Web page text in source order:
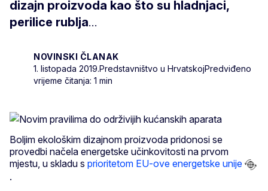
dizajn proizvoda kao što su hladnjaci,
perilice rublja...
NOVINSKI ČLANAK
1. listopada 2019.Predstavništvo u HrvatskojPredviđeno
vrijeme čitanja: 1 min
Boljim ekološkim dizajnom proizvoda pridonosi se
provedbi načela energetske učinkovitosti na prvom
mjestu, u skladu s prioritetom EU-ove energetske unije
.